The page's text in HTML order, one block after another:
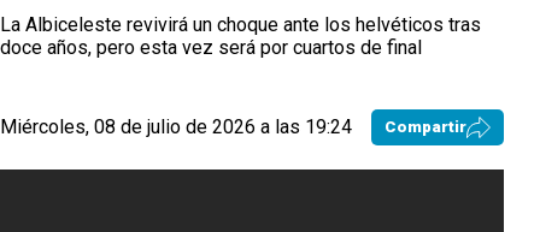
La Albiceleste revivirá un choque ante los helvéticos tras
doce años, pero esta vez será por cuartos de final
Miércoles, 08 de julio de 2026 a las 19:24 Compartir